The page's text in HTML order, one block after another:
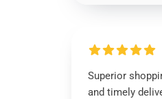
Superior
and timely